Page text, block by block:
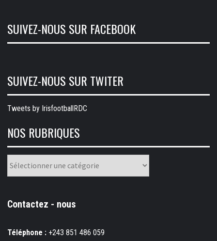
SUIVEZ-NOUS SUR FACEBOOK
SUIVEZ-NOUS SUR TWITER
Tweets by IrisfootballRDC
NOS RUBRIQUES
rubriques
Contactez - nous
Téléphone : +243 851 486 059